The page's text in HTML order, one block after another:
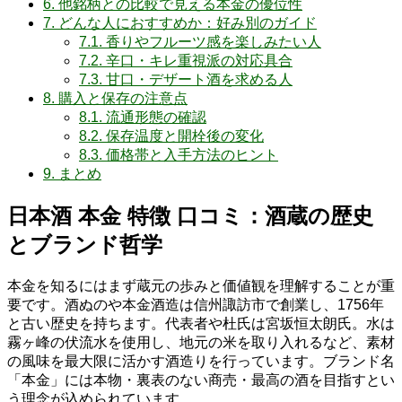
6. 他銘柄との比較で見える本金の優位性
7. どんな人におすすめか：好み別のガイド
7.1. 香りやフルーツ感を楽しみたい人
7.2. 辛口・キレ重視派の対応具合
7.3. 甘口・デザート酒を求める人
8. 購入と保存の注意点
8.1. 流通形態の確認
8.2. 保存温度と開栓後の変化
8.3. 価格帯と入手方法のヒント
9. まとめ
日本酒 本金 特徴 口コミ：酒蔵の歴史
とブランド哲学
本金を知るにはまず蔵元の歩みと価値観を理解することが重
要です。酒ぬのや本金酒造は信州諏訪市で創業し、1756年
と古い歴史を持ちます。代表者や杜氏は宮坂恒太朗氏。水は
霧ヶ峰の伏流水を使用し、地元の米を取り入れるなど、素材
の風味を最大限に活かす酒造りを行っています。ブランド名
「本金」には本物・裏表のない商売・最高の酒を目指すとい
う理念が込められています。